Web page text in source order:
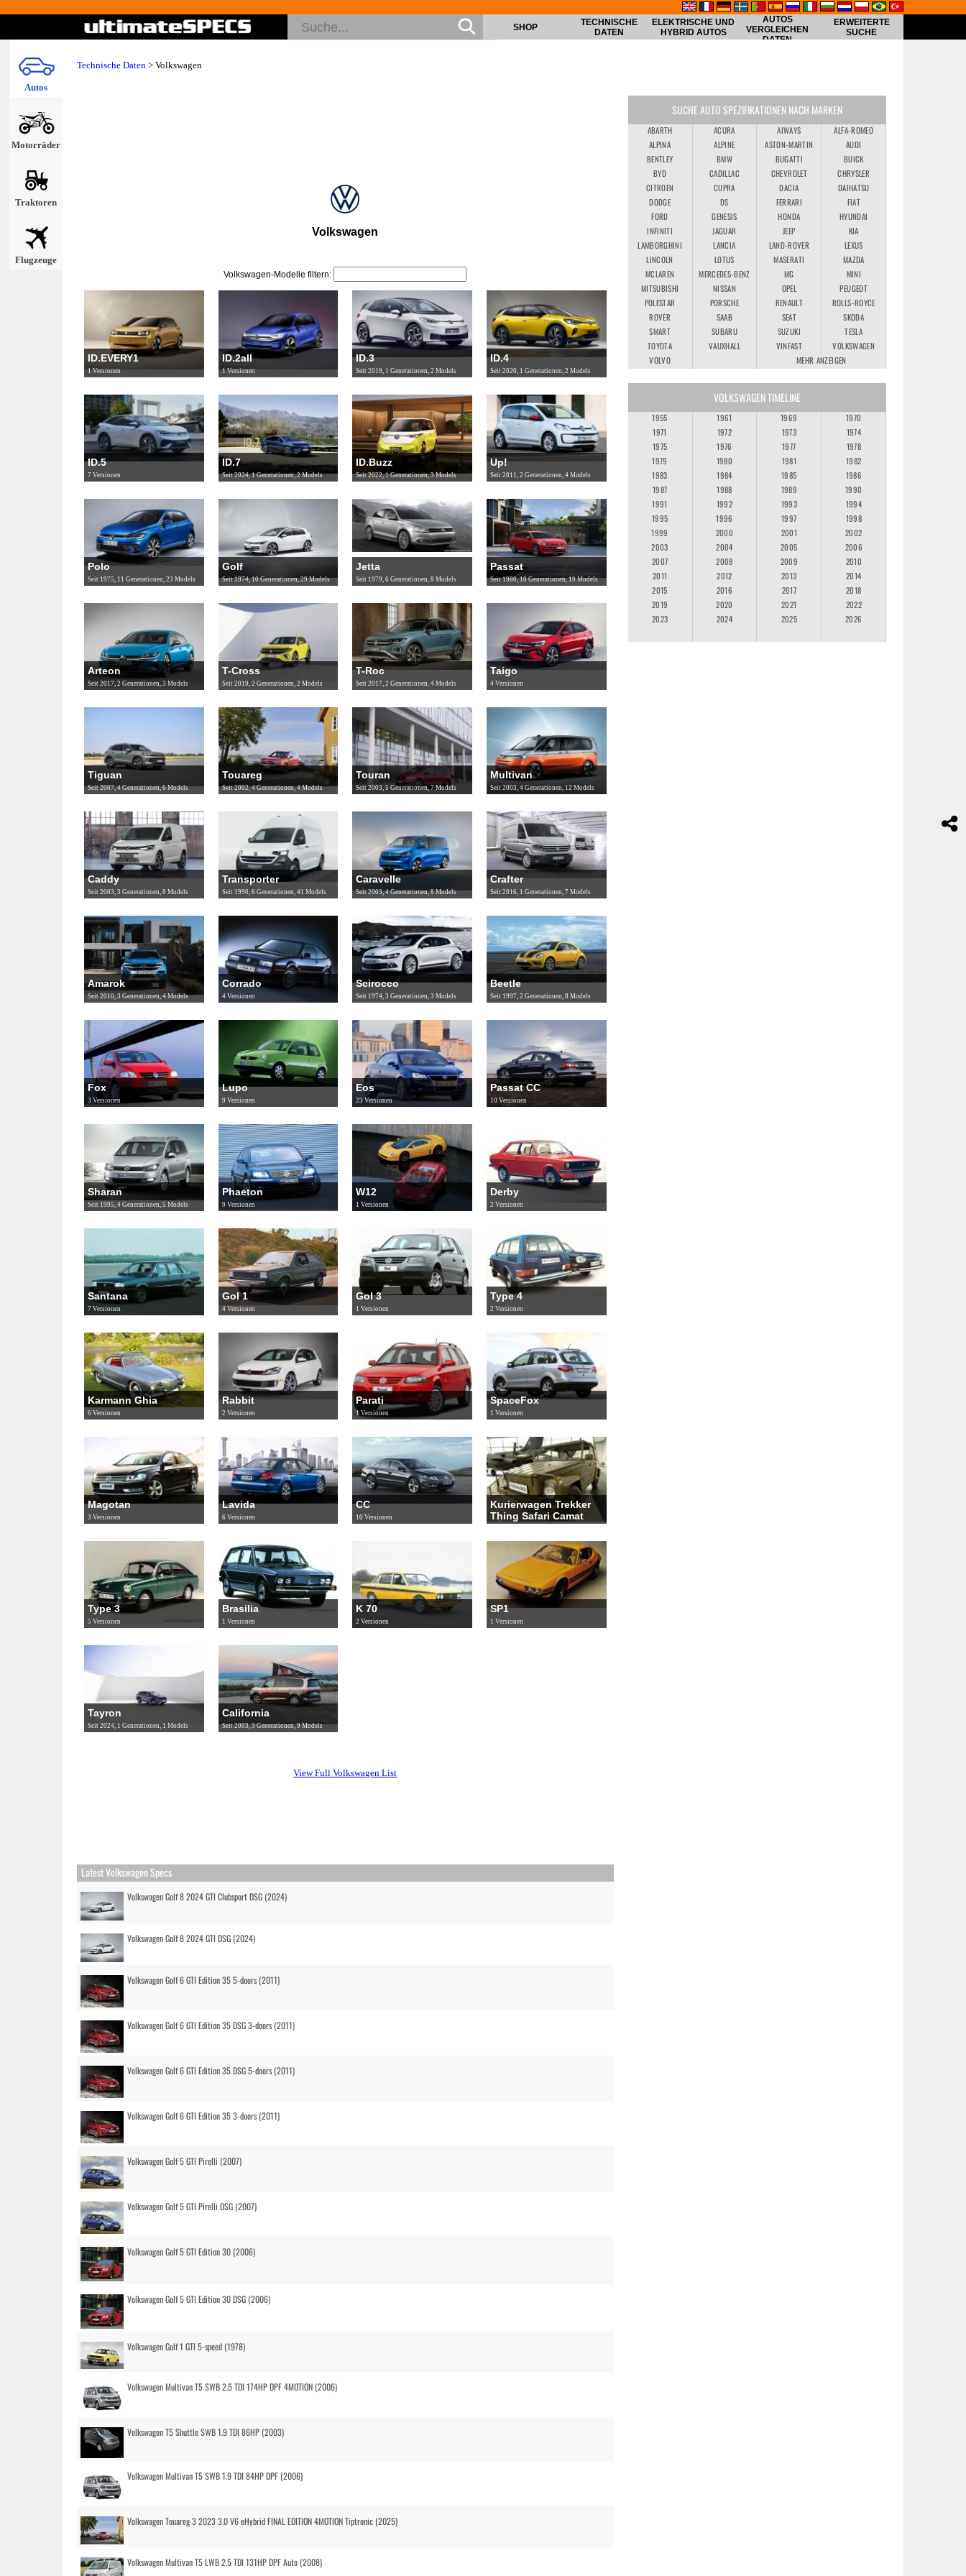
Autos
Motorräder
Traktoren
Flugzeuge
SHOP
TECHNISCHE
DATEN
ELEKTRISCHE UND
HYBRID AUTOS
AUTOS
VERGLEICHEN
DATEN
ERWEITERTE
SUCHE
Technische Daten > Volkswagen
Volkswagen
Volkswagen-Modelle filtern:
ID.EVERY1
1 Versionen
ID.2all
1 Versionen
ID.3
Seit 2019, 1 Generationen, 2 Models
ID.4
Seit 2020, 1 Generationen, 2 Models
ID.5
7 Versionen
ID.7
Seit 2024, 1 Generationen, 2 Models
ID.Buzz
Seit 2022, 1 Generationen, 3 Models
Up!
Seit 2011, 2 Generationen, 4 Models
Polo
Seit 1975, 11 Generationen, 23 Models
Golf
Seit 1974, 10 Generationen, 29 Models
Jetta
Seit 1979, 6 Generationen, 8 Models
Passat
Seit 1980, 10 Generationen, 19 Models
Arteon
Seit 2017, 2 Generationen, 3 Models
T-Cross
Seit 2019, 2 Generationen, 2 Models
T-Roc
Seit 2017, 2 Generationen, 4 Models
Taigo
4 Versionen
Tiguan
Seit 2007, 4 Generationen, 6 Models
Touareg
Seit 2002, 4 Generationen, 4 Models
Touran
Seit 2003, 5 Generationen, 7 Models
Multivan
Seit 2003, 4 Generationen, 12 Models
Caddy
Seit 2003, 3 Generationen, 8 Models
Transporter
Seit 1990, 6 Generationen, 41 Models
Caravelle
Seit 2003, 4 Generationen, 8 Models
Crafter
Seit 2016, 1 Generationen, 7 Models
Amarok
Seit 2010, 3 Generationen, 4 Models
Corrado
4 Versionen
Scirocco
Seit 1974, 3 Generationen, 3 Models
Beetle
Seit 1997, 2 Generationen, 8 Models
Fox
3 Versionen
Lupo
9 Versionen
Eos
23 Versionen
Passat CC
10 Versionen
Sharan
Seit 1995, 4 Generationen, 5 Models
Phaeton
9 Versionen
W12
1 Versionen
Derby
2 Versionen
Santana
7 Versionen
Gol 1
4 Versionen
Gol 3
1 Versionen
Type 4
2 Versionen
Karmann Ghia
6 Versionen
Rabbit
2 Versionen
Parati
1 Versionen
SpaceFox
1 Versionen
Magotan
3 Versionen
Lavida
6 Versionen
CC
10 Versionen
Kurierwagen Trekker
Thing Safari Camat
Type 3
5 Versionen
Brasilia
1 Versionen
K 70
2 Versionen
SP1
1 Versionen
Tayron
Seit 2024, 1 Generationen, 1 Models
California
Seit 2003, 3 Generationen, 9 Models
View Full Volkswagen List
Latest Volkswagen Specs
Volkswagen Golf 8 2024 GTI Clubsport DSG (2024)
Volkswagen Golf 8 2024 GTI DSG (2024)
Volkswagen Golf 6 GTI Edition 35 5-doors (2011)
Volkswagen Golf 6 GTI Edition 35 DSG 3-doors (2011)
Volkswagen Golf 6 GTI Edition 35 DSG 5-doors (2011)
Volkswagen Golf 6 GTI Edition 35 3-doors (2011)
Volkswagen Golf 5 GTI Pirelli (2007)
Volkswagen Golf 5 GTI Pirelli DSG (2007)
Volkswagen Golf 5 GTI Edition 30 (2006)
Volkswagen Golf 5 GTI Edition 30 DSG (2006)
Volkswagen Golf 1 GTI 5-speed (1978)
Volkswagen Multivan T5 SWB 2.5 TDI 174HP DPF 4MOTION (2006)
Volkswagen T5 Shuttle SWB 1.9 TDI 86HP (2003)
Volkswagen Multivan T5 SWB 1.9 TDI 84HP DPF (2006)
Volkswagen Touareg 3 2023 3.0 V6 eHybrid FINAL EDITION 4MOTION Tiptronic (2025)
Volkswagen Multivan T5 LWB 2.5 TDI 131HP DPF Auto (2008)
SUCHE AUTO SPEZIFIKATIONEN NACH MARKEN
ABARTH ACURA AIWAYS
ALFA-ROMEO
ALPINA
ALPINE ASTON-MARTIN
AUDI
BENTLEY
BMW BUGATTI
BUICK
BYD
CADILLAC CHEVROLET
CHRYSLER
CITROEN
CUPRA DACIA
DAIHATSU
DODGE
DS FERRARI
FIAT
FORD
GENESIS HONDA
HYUNDAI
INFINITI
JAGUAR JEEP
KIA
LAMBORGHINI
LANCIA LAND-ROVER
LEXUS
LINCOLN
LOTUS MASERATI
MAZDA
MCLAREN
MERCEDES-BENZ MG
MINI
MITSUBISHI
NISSAN OPEL
PEUGEOT
POLESTAR
PORSCHE RENAULT
ROLLS-ROYCE
ROVER
SAAB SEAT
SKODA
SMART
SUBARU SUZUKI
TESLA
TOYOTA
VAUXHALL VINFAST
VOLKSWAGEN
VOLVO
MEHR ANZEIGEN
VOLKSWAGEN TIMELINE
1955 1961 1969
1970
1971
1972 1973
1974
1975
1976 1977
1978
1979
1980 1981
1982
1983
1984 1985
1986
1987
1988 1989
1990
1991
1992 1993
1994
1995
1996 1997
1998
1999
2000 2001
2002
2003
2004 2005
2006
2007
2008 2009
2010
2011
2012 2013
2014
2015
2016 2017
2018
2019
2020 2021
2022
2023
2024 2025 2026